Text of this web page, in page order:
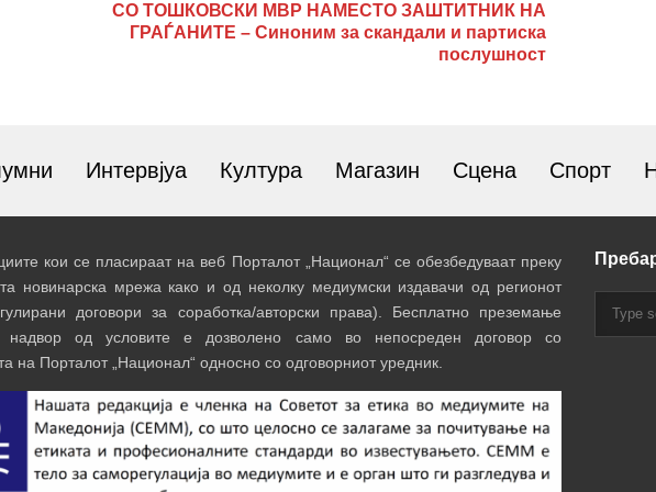
СО ТОШКОВСКИ МВР НАМЕСТО ЗАШТИТНИК НА
ГРАЃАНИТЕ – Синоним за скандали и партиска
послушност
Интервјуа Култура Магазин Сцена Спорт
кои се пласираат на веб Порталот „Национал“ се обезбедуваат преку
новинарска мрежа како и од неколку медиумски издавачи од регионот
договори за соработка/авторски права). Бесплатно преземање
надвор од условите е дозволено само во непосреден договор со
на Порталот „Национал“ односно со одговорниот уредник.